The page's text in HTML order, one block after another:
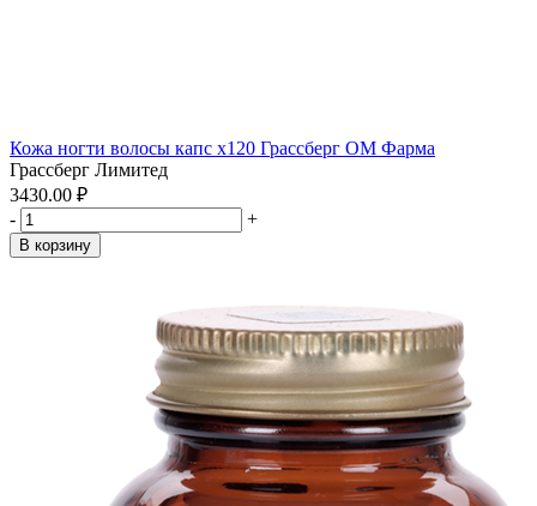
Кожа ногти волосы капс x120 Грассберг ОМ Фарма
Грассберг Лимитед
3430.00 ₽
-
+
В корзину